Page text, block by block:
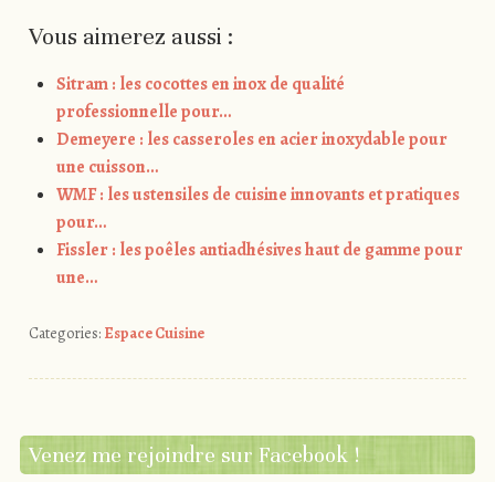
Vous aimerez aussi :
Sitram : les cocottes en inox de qualité
professionnelle pour…
Demeyere : les casseroles en acier inoxydable pour
une cuisson…
WMF : les ustensiles de cuisine innovants et pratiques
pour…
Fissler : les poêles antiadhésives haut de gamme pour
une…
Categories: Espace Cuisine
Venez me rejoindre sur Facebook !